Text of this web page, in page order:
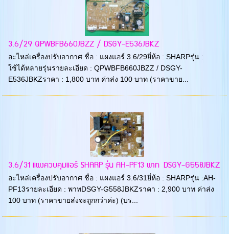
3.6/29 QPWBFB660JBZZ / DSGY-E536JBKZ
อะไหล่เครื่องปรับอากาศ ชื่อ : แผงแอร์ 3.6/29ยี่ห้อ : SHARPรุ่น :
ใช้ได้หลายรุ่นรายละเอียด : QPWBFB660JBZZ / DSGY-
E536JBKZราคา : 1,800 บาท ค่าส่ง 100 บาท (ราคาขาย...
3.6/31 แผงควบคุมแอร์ SHARP รุ่น AH-PF13 พาท DSGY-G558JBKZ
อะไหล่เครื่องปรับอากาศ ชื่อ : แผงแอร์ 3.6/31ยี่ห้อ : SHARPรุ่น :AH-
PF13รายละเอียด : พาทDSGY-G558JBKZราคา : 2,900 บาท ค่าส่ง
100 บาท (ราคาขายส่งจะถูกกว่าค่ะ) (บร...